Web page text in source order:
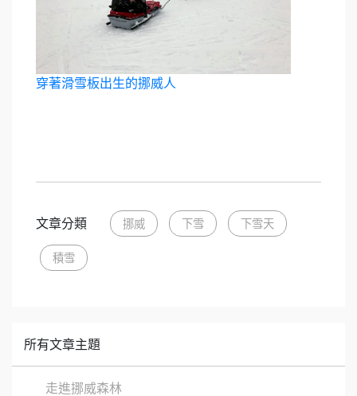
穿著滑雪板出生的挪威人
文章分類 挪威 下雪 下雪天
積雪
所有文章主題
走進挪威森林